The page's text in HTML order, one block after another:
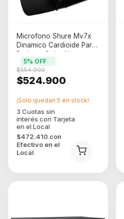
Microfono Shure Mv7x
Dinamico Cardioide Para
Podcast Color Negro
$524.900
$554.900
5% OFF
$472.410 con
Efectivo en el
Local
¡Solo quedan 5 en stock!